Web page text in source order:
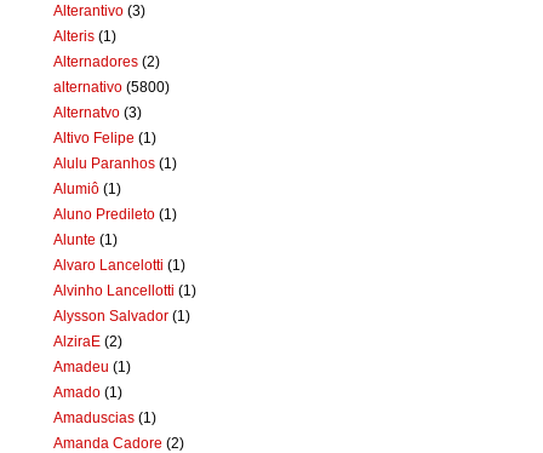
Alterantivo (3)
Alteris (1)
Alternadores (2)
alternativo (5800)
Alternatvo (3)
Altivo Felipe (1)
Alulu Paranhos (1)
Alumiô (1)
Aluno Predileto (1)
Alunte (1)
Alvaro Lancelotti (1)
Alvinho Lancellotti (1)
Alysson Salvador (1)
AlziraE (2)
Amadeu (1)
Amado (1)
Amaduscias (1)
Amanda Cadore (2)